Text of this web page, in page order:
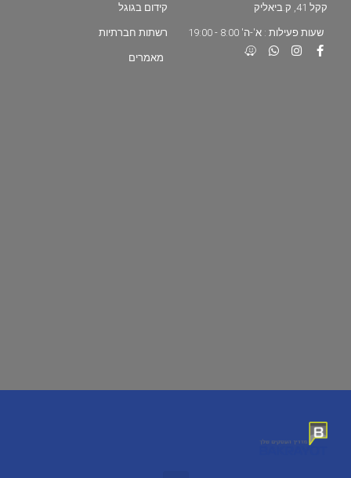
קקל 41, ק.ביאליק
שעות פעילות : א'-ה' 8:00 - 19:00
קידום בגוגל
רשתות חברתיות
מאמרים